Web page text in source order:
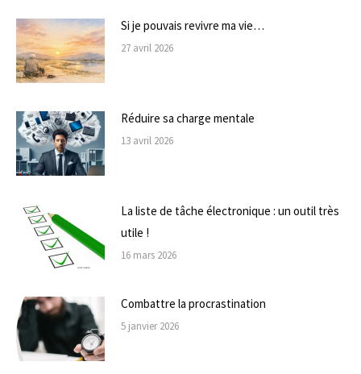
Si je pouvais revivre ma vie…
27 avril 2026
Réduire sa charge mentale
13 avril 2026
La liste de tâche électronique : un outil très
utile !
16 mars 2026
Combattre la procrastination
5 janvier 2026